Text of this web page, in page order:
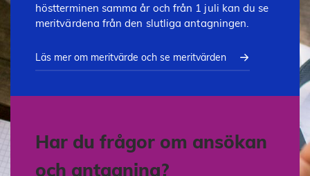
höstterminen samma år och från 1 juli kan du se
meritvärdena från den slutliga antagningen.
Läs mer om meritvärde och se meritvärden
Har du frågor om ansökan
och antagning?